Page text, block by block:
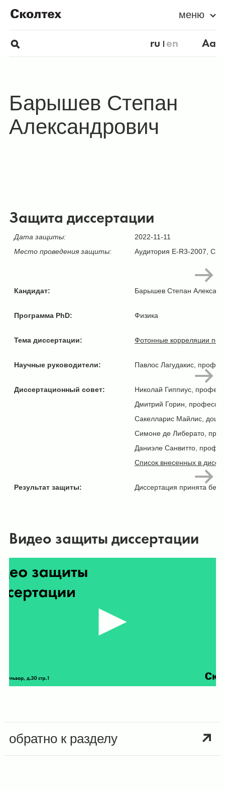
меню
ru en Aa
Барышев Степан
Александрович
Защита диссертации
Дата защиты:
Место проведения защиты:
2022-11-11
Аудитория E-R3-2007,
Кандидат: Барышев Степан
Программа PhD: Физика
Тема диссертации: Фотонные корреляции
Научные руководители: Павлос Лагудакис,
Диссертационный совет:
Николай Гиппиус,
Дмитрий Горин,
Сакелларис Майлис,
Симоне де Либерато,
Даниэле Санвитто,
Список внесенных в
Результат защиты: Диссертация принята без
Видео защиты диссертации
обратно к разделу